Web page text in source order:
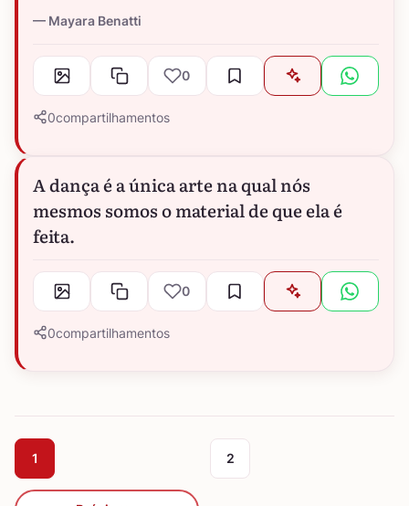
Mayara Benatti
0
0compartilhamentos
A dança é a única arte na qual nós
mesmos somos o material de que ela é
feita.
0
0compartilhamentos
1 2